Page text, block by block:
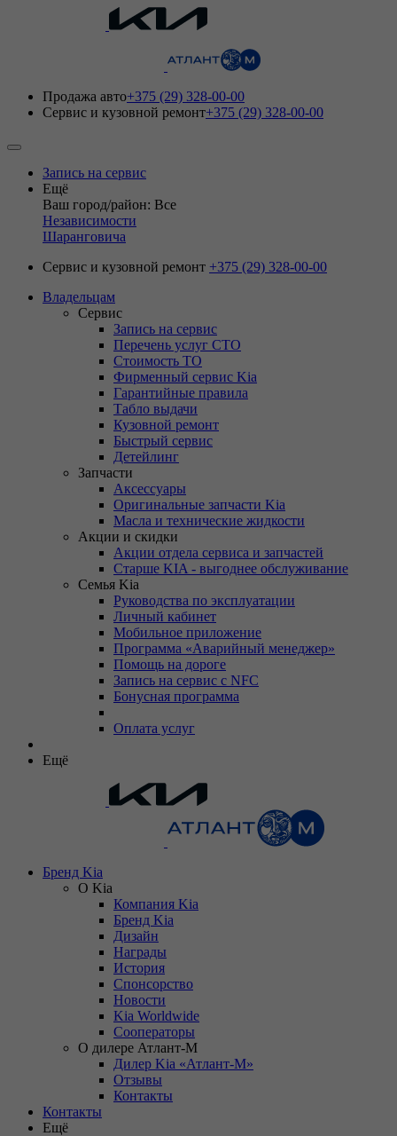
Продажа авто+375 (29) 328-00-00
Сервис и кузовной ремонт+375 (29) 328-00-00
Запись на сервис
Ещё
Ваш город/район: Все
Независимости
Шаранговича
Сервис и кузовной ремонт +375 (29) 328-00-00
Владельцам
Сервис
Запись на сервис
Перечень услуг СТО
Стоимость ТО
Фирменный сервис Kia
Гарантийные правила
Табло выдачи
Кузовной ремонт
Быстрый сервис
Детейлинг
Запчасти
Аксессуары
Оригинальные запчасти Kia
Масла и технические жидкости
Акции и скидки
Акции отдела сервиса и запчастей
Старше KIA - выгоднее обслуживание
Семья Kia
Руководства по эксплуатации
Личный кабинет
Мобильное приложение
Программа «Аварийный менеджер»
Помощь на дороге
Запись на сервис с NFC
Бонусная программа
Оплата услуг
Ещё
Бренд Kia
О Kia
Компания Kia
Бренд Kia
Дизайн
Награды
История
Спонсорство
Новости
Kia Worldwide
Сооператоры
О дилере Атлант-М
Дилер Kia «Атлант-М»
Отзывы
Контакты
Контакты
Ещё